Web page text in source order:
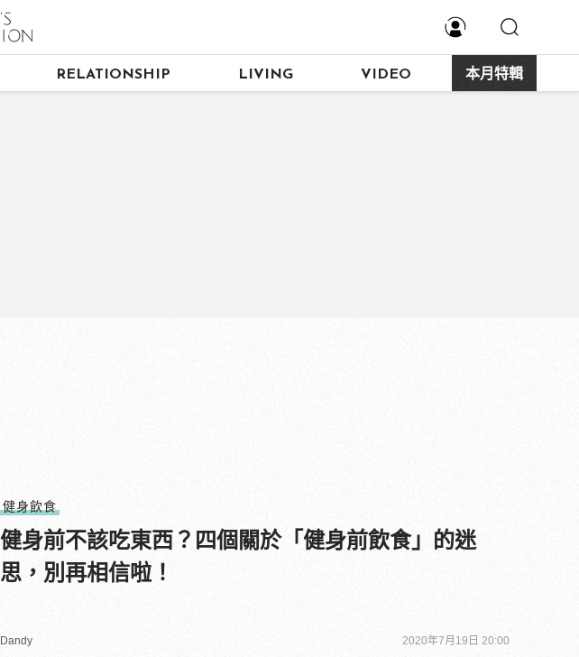
RELATIONSHIP LIVING VIDEO 本月特輯
健身飲食
健身前不該吃東西？四個關於「健身前飲食」的迷
思，別再相信啦！
Dandy 2020年7月19日 20:00